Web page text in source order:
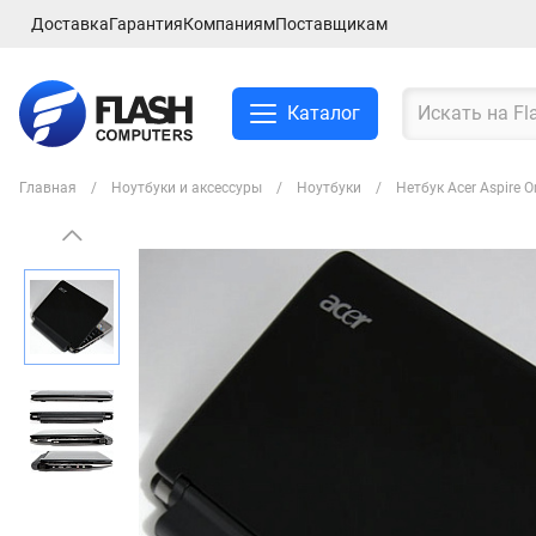
ДоставкаГарантияКомпаниямПоставщикам
Каталог
Главная Ноутбуки и аксессуры Ноутбуки Нетбук Acer Aspire
Смартфоны и планшеты
Ноутбуки и аксессуры
Компьютеры и
комплектующие
Сетевое оборудование
ТВ, Аудио и Видео